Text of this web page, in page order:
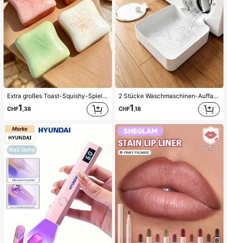
Extra großes Toast-Squishy-Spielzeug, superweiches Buttertoast-Stressabbau-Drückspielzeug, erhältlich in Rosa, Gelb, Weiß und Grün, Stressabbau-Squishy-Spielzeug -- perfekt für Geburtstags- und Feiertagsgeschenke, tägliche kleine Überraschungsgeschenke, Kawaii, stimmungsaufhellend
CHF1,38
2 Stücke Waschmaschinen-Auffangwanne Tropfschale, wasserdichte Bodenschutzmatte für Waschraum, Anti-Überlauf Anti-Leckage Schale, langanhaltend Waschmaschinen-Zubehör, Reinigungsmittel für Waschbereich & Hausorganisation
CHF1,18